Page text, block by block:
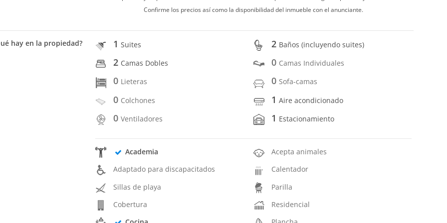
Confirme los precios así como la disponibilidad del inmueble con el anunciante.
hay en la propiedad? 1Suites 2 Baños (incluyendo suites)
2 Camas Dobles 0 Camas Individuales
0 Lieteras 0 Sofa-camas
0 Colchones 1Aire acondicionado
0Ventiladores 1 Estacionamiento
Academia
Acepta animales
Adaptado para discapacitados
Calentador
Sillas de playa
Parilla
Cobertura
Residencial